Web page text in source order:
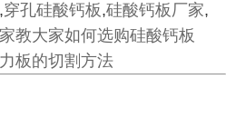
,穿孔硅酸钙板,硅酸钙板厂家,
教大家如何选购硅酸钙板
板的切割方法